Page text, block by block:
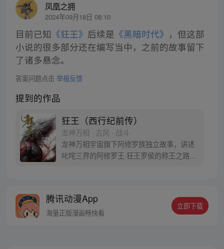
凤凰之拥
2024年09月18日 08:10
目前已知 《狂王》 后续是 《黑暗时代》 ，但这部
小说的很多部分还在编写当中，之前的故事留下
了诸多悬念。
答案问题点击 举报反馈
提到的作品
狂王（西行纪前传）
龙神万相 · 古风 · 战斗
龙神万相宇宙旗下阿修罗族独立故事，讲述
叱咤三界的阿修罗王·狂王罗侯的称王之路。
有鱼最终背负挚友的信念成为阿修罗王—狂
王，更名罗侯。天界与阿修罗的百年大战随
腾讯动漫App
海量正版漫画畅快看
立即下载